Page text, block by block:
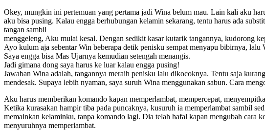
Okey, mungkin ini pertemuan yang pertama jadi Wina belum mau. Lain kali aku
aku bisa pusing. Kalau engga berhubungan kelamin sekarang, tentu harus ada
tangan sambil
menggeleng, Aku mulai kesal. Dengan sedikit kasar kutarik tangannya, kudorong
Ayo kulum aja sebentar Win beberapa detik penisku sempat menyapu bibirnya, lalu
Saya engga bisa Mas Ujarnya kemudian setengah menangis.
Jadi gimana dong saya harus ke luar kalau engga pusing!
Jawaban Wina adalah, tangannya meraih penisku lalu dikocoknya. Tentu saja
mendesak. Supaya lebih nyaman, saya suruh Wina menggunakan sabun. Cara
Aku harus memberikan komando kapan memperlambat, mempercepat,
Ketika kurasakan hampir tiba pada puncaknya, kusuruh ia memperlambat sambil
memainkan kelaminku, tanpa komando lagi. Dia telah hafal kapan mengubah cara
menyuruhnya memperlambat.